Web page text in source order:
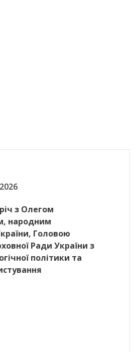
з Олегом
народним
Головою
Ради України з
політики та